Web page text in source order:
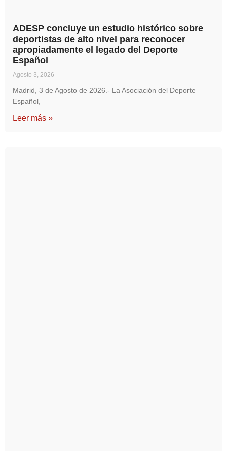
ADESP concluye un estudio histórico sobre
deportistas de alto nivel para reconocer
apropiadamente el legado del Deporte
Español
Agosto 3, 2026
Madrid, 3 de Agosto de 2026.- La Asociación del Deporte
Español,
Leer más »